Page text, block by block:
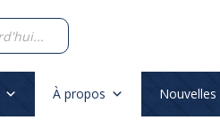
À propos Nouvelles